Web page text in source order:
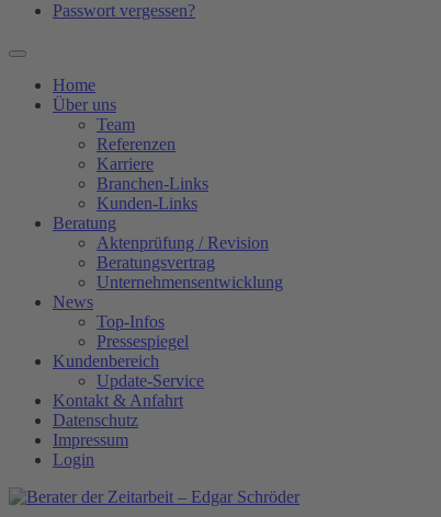
Passwort vergessen?
Home
Über uns
Team
Referenzen
Karriere
Branchen-Links
Kunden-Links
Beratung
Aktenprüfung / Revision
Beratungsvertrag
Unternehmensentwicklung
News
Top-Infos
Pressespiegel
Kundenbereich
Update-Service
Kontakt & Anfahrt
Datenschutz
Impressum
Login